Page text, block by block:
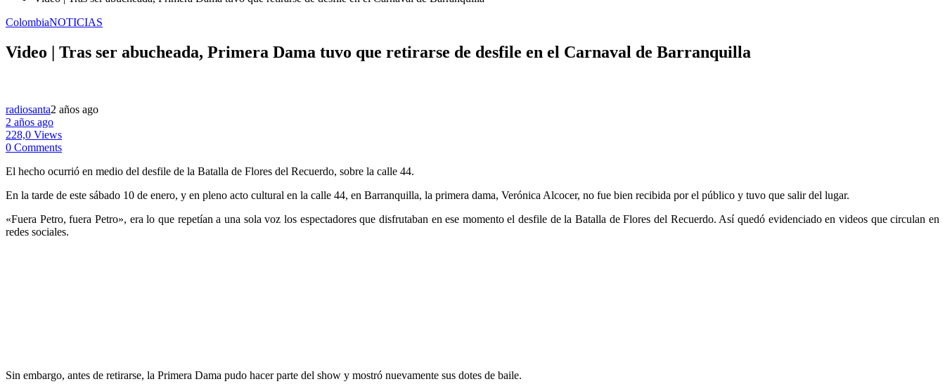
ColombiaNOTICIAS
Video | Tras ser abucheada, Primera Dama tuvo que retirarse de desfile en el Carnaval de Barranquilla
radiosanta2 años ago
2 años ago
228,0 Views
0 Comments
El hecho ocurrió en medio del desfile de la Batalla de Flores del Recuerdo, sobre la calle 44.
En la tarde de este sábado 10 de enero, y en pleno acto cultural en la calle 44, en Barranquilla, la primera dama, Verónica Alcocer, no fue bien recibida por el público y tuvo que salir del lugar.
«Fuera Petro, fuera Petro», era lo que repetían a una sola voz los espectadores que disfrutaban en ese momento el desfile de la Batalla de Flores del Recuerdo. Así quedó evidenciado en videos que circulan en
redes sociales.
Sin embargo, antes de retirarse, la Primera Dama pudo hacer parte del show y mostró nuevamente sus dotes de baile.